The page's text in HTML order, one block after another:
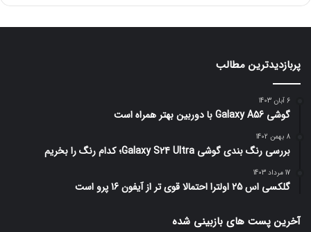
پربازدیدترین مطالب
6 آبان 1403
گوشی Galaxy A56 با دوربین بهتر همراه است
8 بهمن 1402
بررسی رنگ بندی گوشی Galaxy S24 Ultra؛ کدام رنگ را بخریم
17 مرداد 1403
گلکسی اس 25 اولترا احتمالا قوی تر از آیفون 16 پرو است
آخرین پست های بازبینی شده